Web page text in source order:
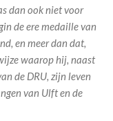
dan ook niet voor
de ere medaille van
en meer dan dat,
waarop hij, naast
de DRU, zijn leven
van Ulft en de